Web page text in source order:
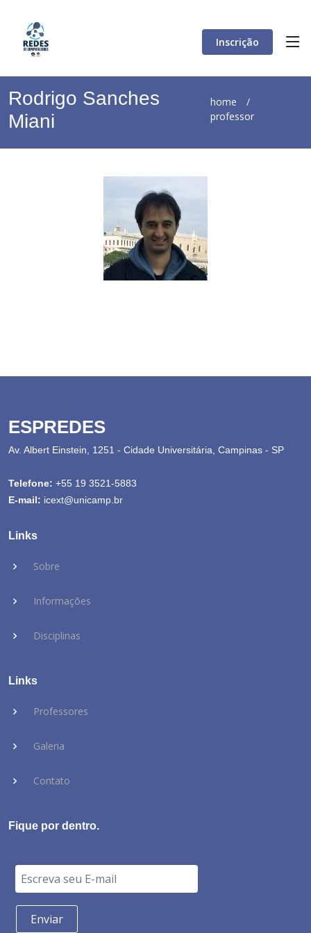
Inscrição
Rodrigo Sanches
Miani
home /
professor
ESPREDES
Av. Albert Einstein, 1251 - Cidade Universitária, Campinas - SP
Telefone: +55 19 3521-5883
E-mail: icext@unicamp.br
Links
Sobre
Informações
Disciplinas
Links
Professores
Galeria
Contato
Fique por dentro.